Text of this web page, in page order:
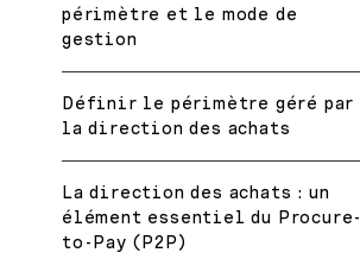
périmètre et le mode de
gestion
Définir le périmètre géré par
la direction des achats
La direction des achats : un
élément essentiel du Procure-
to-Pay (P2P)